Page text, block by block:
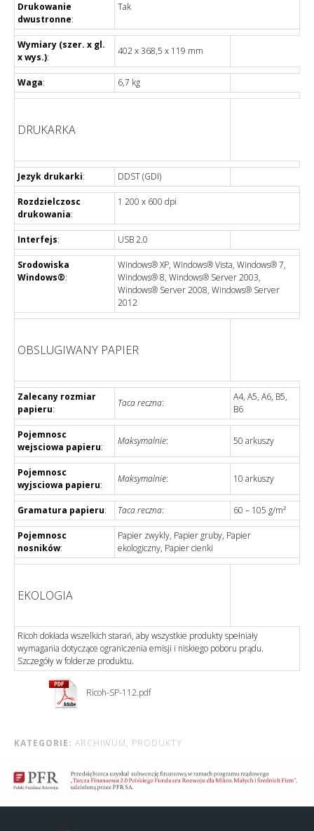
Drukowanie
dwustronne:
Tak
Wymiary (szer. x gl.
x wys.):
402 x 368,5 x 119 mm
Waga: 6,7 kg
DRUKARKA
Jezyk drukarki: DDST (GDI)
Rozdzielczosc
drukowania:
1 200 x 600 dpi
Interfejs: USB 2.0
Srodowiska
Windows®:
Windows® XP, Windows® Vista, Windows® 7,
Windows® 8, Windows® Server 2003,
Windows® Server 2008, Windows® Server
2012
OBSLUGIWANY PAPIER
Zalecany rozmiar
papieru:
Taca reczna:
A4, A5, A6, B5,
B6
Pojemnosc
wejsciowa papieru:
Maksymalnie: 50 arkuszy
Pojemnosc
wyjsciowa papieru:
Maksymalnie: 10 arkuszy
Gramatura papieru: Taca reczna: 60 – 105 g/m²
Pojemnosc
nosników:
Papier zwykly, Papier gruby, Papier
ekologiczny, Papier cienki
EKOLOGIA
Ricoh dokłada wszelkich starań, aby wszystkie produkty spełniały
wymagania dotyczące ograniczenia emisji i niskiego poboru prądu.
Szczegóły w folderze produktu.
Ricoh-SP-112.pdf
KATEGORIE: ARCHIWUM, PRODUKTY